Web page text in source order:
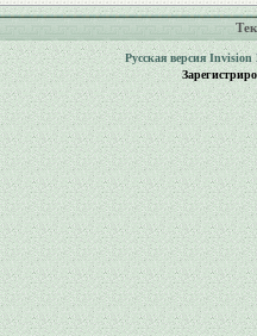
Русская версия Invision